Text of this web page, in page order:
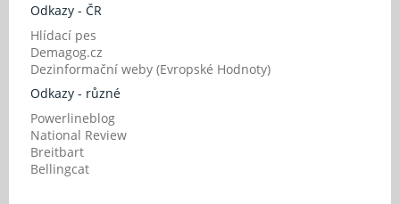
Odkazy - ČR
Hlídací pes
Demagog.cz
Dezinformační weby (Evropské Hodnoty)
Odkazy - různé
Powerlineblog
National Review
Breitbart
Bellingcat